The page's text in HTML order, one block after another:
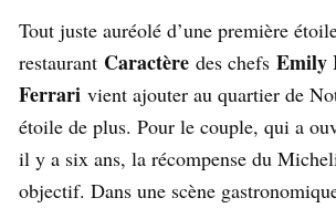
Tout juste auréolé d’une première
restaurant Caractère des chefs Emily
Ferrari vient ajouter au quartier de
étoile de plus. Pour le couple, qui a
il y a six ans, la récompense du
objectif. Dans une scène